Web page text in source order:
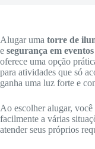
Alugar uma torre de
e segurança em
oferece uma opção
para atividades que só
ganha uma luz forte e
Ao escolher alugar,
facilmente a várias
atender seus próprios